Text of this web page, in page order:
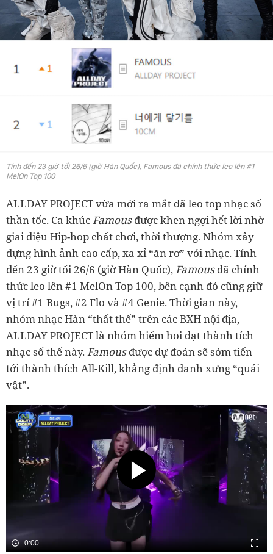
Tính đến 23 giờ tối 26/6 (giờ Hàn Quốc), Famous đã chính thức leo lên #1
MelOn Top 100
ALLDAY PROJECT vừa mới ra mắt đã leo top nhạc số
thần tốc. Ca khúcFamousđược khen ngợi hết lời nhờ
giai điệu Hip-hop chất chơi, thời thượng. Nhóm xây
dựng hình ảnh cao cấp, xa xỉ “ăn rơ” với nhạc. Tính
đến 23 giờ tối 26/6 (giờ Hàn Quốc),Famousđã chính
thức leo lên #1 MelOn Top 100, bên cạnh đó cũng giữ
vị trí #1 Bugs, #2 Flo và #4 Genie. Thời gian này,
nhóm nhạc Hàn “thất thế” trên các BXH nội địa,
ALLDAY PROJECT là nhóm hiếm hoi đạt thành tích
nhạc số thế này. Famousđược dự đoán sẽ sớm tiến
tới thành thích All-Kill, khẳng định danh xưng “quái
vật”.
0:00